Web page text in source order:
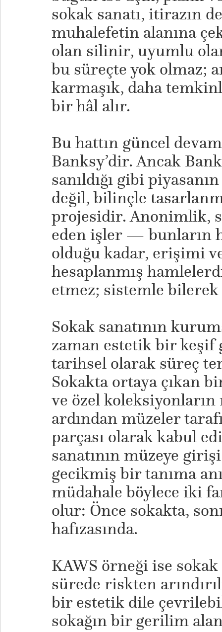
sokak sanatı, itirazın
muhalefetin alanına
olan silinir, uyumlu
bu süreçte yok olmaz;
karmaşık, daha
bir hâl alır.
Bu hattın güncel
Banksy’dir. Ancak
sanıldığı gibi
değil, bilinçle
projesidir. Anonimlik,
eden işler — bunların
olduğu kadar, erişimi
hesaplanmış
etmez; sistemle
Sokak sanatının
zaman estetik bir keşif
tarihsel olarak süreç
Sokakta ortaya çıkan
ve özel
ardından müzeler
parçası olarak kabul
sanatının müzeye
gecikmiş bir tanıma
müdahale böylece iki
olur: Önce sokakta,
hafızasında.
KAWS örneği ise sokak
sürede riskten
bir estetik dile
sokağın bir gerilim